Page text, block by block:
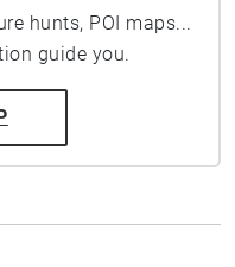
hunts, POI maps...
guide you.